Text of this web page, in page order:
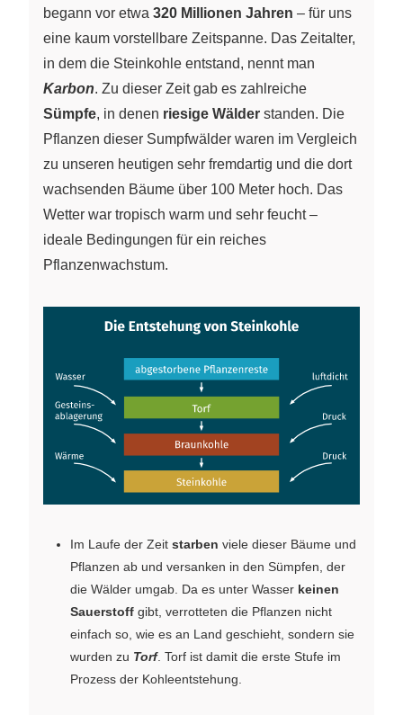
begann vor etwa 320 Millionen Jahren – für uns
eine kaum vorstellbare Zeitspanne. Das Zeitalter,
in dem die Steinkohle entstand, nennt man
Karbon. Zu dieser Zeit gab es zahlreiche
Sümpfe, in denen riesige Wälder standen. Die
Pflanzen dieser Sumpfwälder waren im Vergleich
zu unseren heutigen sehr fremdartig und die dort
wachsenden Bäume über 100 Meter hoch. Das
Wetter war tropisch warm und sehr feucht –
ideale Bedingungen für ein reiches
Pflanzenwachstum.
Im Laufe der Zeit starben viele dieser Bäume und
Pflanzen ab und versanken in den Sümpfen, der
die Wälder umgab. Da es unter Wasser keinen
Sauerstoff gibt, verrotteten die Pflanzen nicht
einfach so, wie es an Land geschieht, sondern sie
wurden zu Torf. Torf ist damit die erste Stufe im
Prozess der Kohleentstehung.